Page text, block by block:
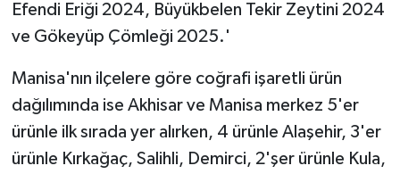
Efendi Eriği 2024, Büyükbelen Tekir Zeytini 2024
ve Gökeyüp Çömleği 2025.'
Manisa'nın ilçelere göre coğrafi işaretli ürün
dağılımında ise Akhisar ve Manisa merkez 5'er
ürünle ilk sırada yer alırken, 4 ürünle Alaşehir, 3'er
ürünle Kırkağaç, Salihli, Demirci, 2'şer ürünle Kula,